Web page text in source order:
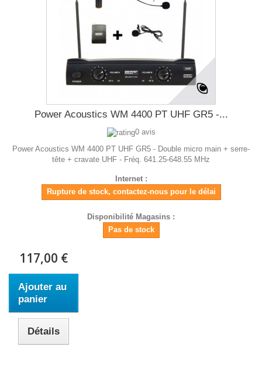
Power Acoustics WM 4400 PT UHF GR5 -...
0 avis
Power Acoustics WM 4400 PT UHF GR5 - Double micro main + serre-
tête + cravate UHF - Fréq. 641.25-648.55 MHz
Internet :
Rupture de stock, contactez-nous pour le délai
Disponibilité Magasins :
Pas de stock
117,00 €
Ajouter au
panier
Détails